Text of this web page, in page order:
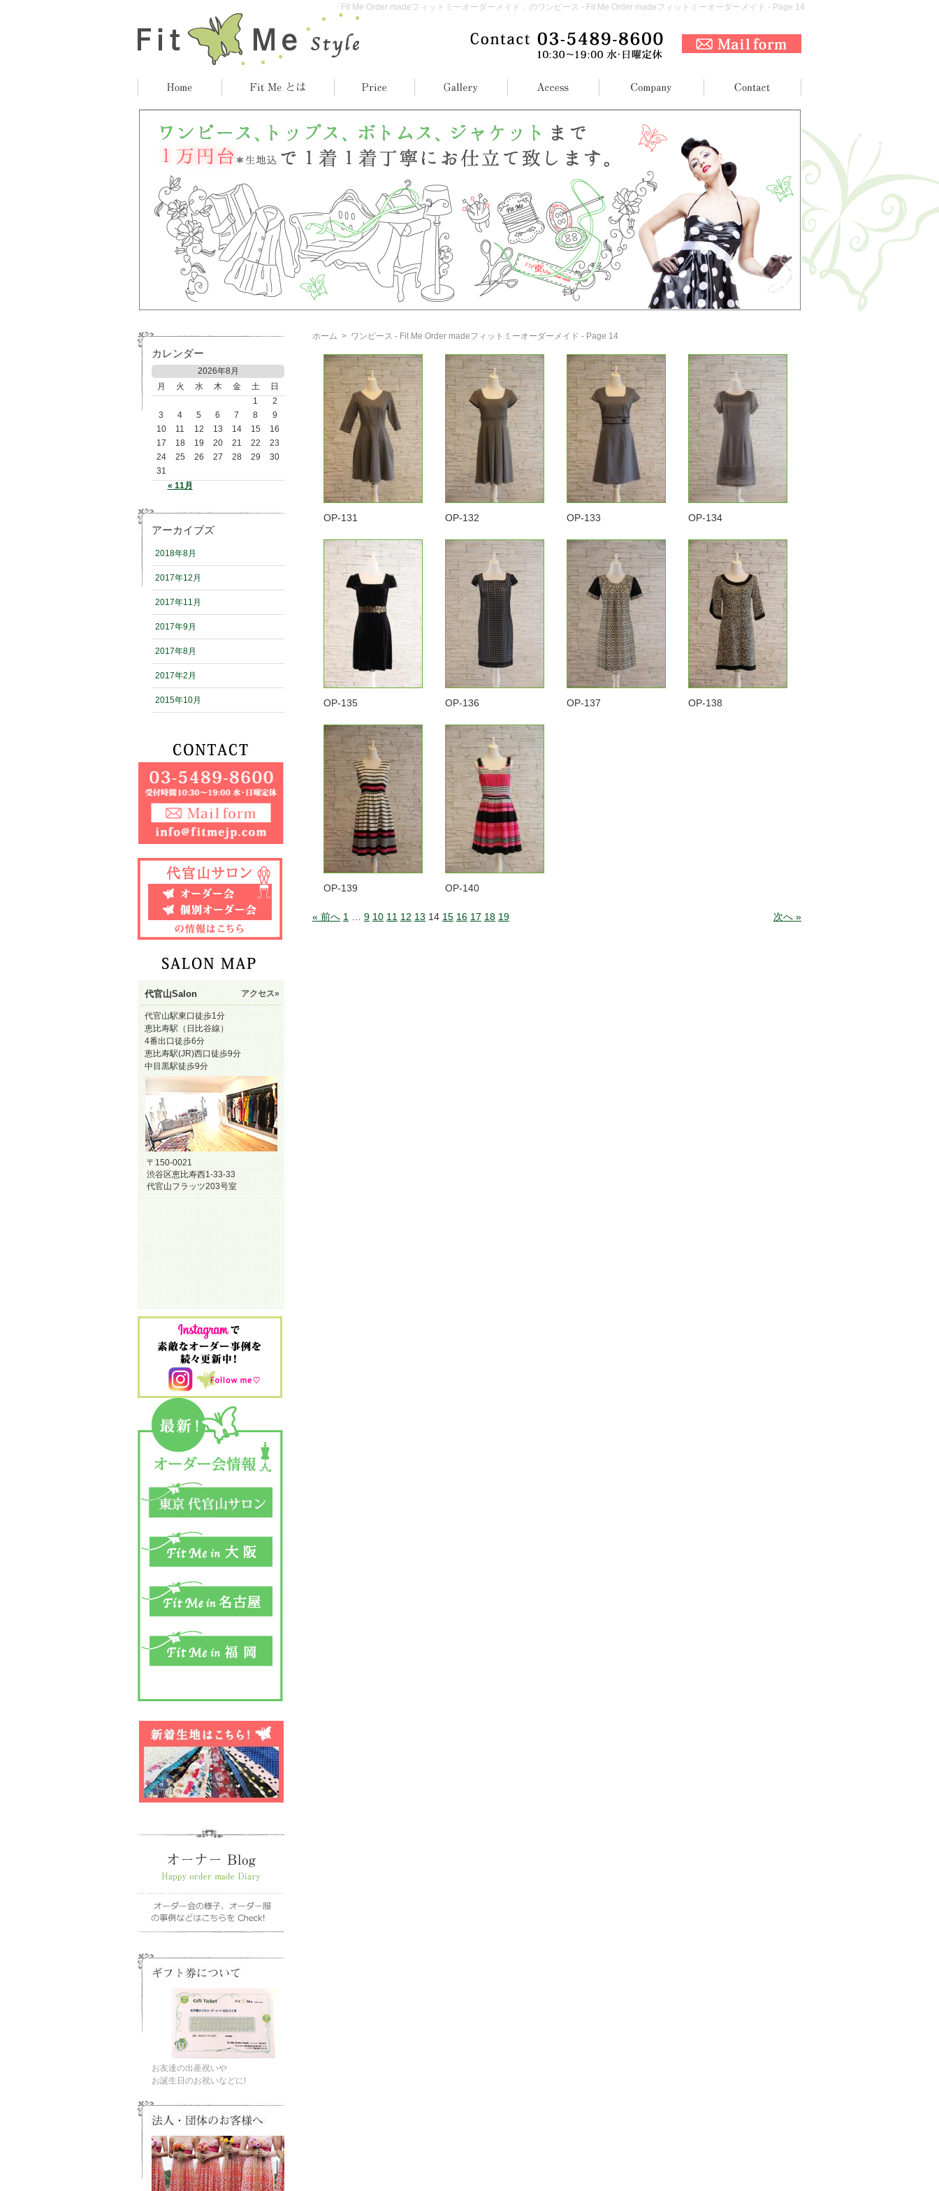
「Fit Me Order madeフィットミーオーダーメイド」のワンピース - Fit Me Order madeフィットミーオーダーメイド - Page 14
ホーム > ワンピース - Fit Me Order madeフィットミーオーダーメイド - Page 14
OP-131 OP-132 OP-133 OP-134
OP-135 OP-136 OP-137 OP-138
OP-139 OP-140
« 前へ 1 9 10 11 12 13 14 15 16 17 18 19 次へ »
カレンダー
2026年8月
月
火 水 木 金 土 日
« 11月
1
2
3
4 5 6 7 8
9
10
11 12 13 14 15
16
17
18 19 20 21 22
23
24
25 26 27 28 29
30
31
アーカイブズ
2018年8月
2017年12月
2017年11月
2017年9月
2017年8月
2017年2月
2015年10月
代官山Salon アクセス»
代官山駅東口徒歩1分
恵比寿駅（日比谷線）
4番出口徒歩6分
恵比寿駅(JR)西口徒歩9分
中目黒駅徒歩9分
〒150-0021
渋谷区恵比寿西1-33-33
代官山フラッツ203号室
お友達の出産祝いや
お誕生日のお祝いなどに!